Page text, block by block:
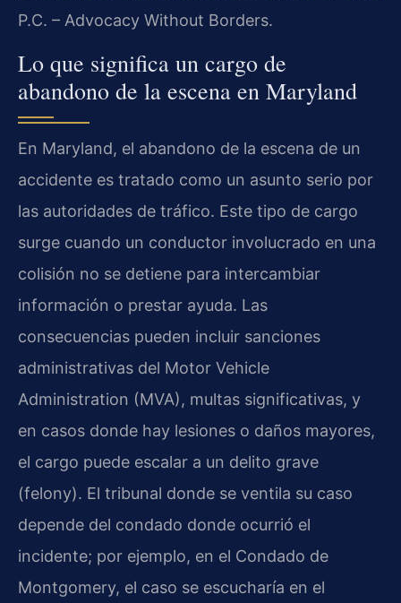
P.C. – Advocacy Without Borders.
Lo que significa un cargo de
abandono de la escena en Maryland
En Maryland, el abandono de la escena de un
accidente es tratado como un asunto serio por
las autoridades de tráfico. Este tipo de cargo
surge cuando un conductor involucrado en una
colisión no se detiene para intercambiar
información o prestar ayuda. Las
consecuencias pueden incluir sanciones
administrativas del Motor Vehicle
Administration (MVA), multas significativas, y
en casos donde hay lesiones o daños mayores,
el cargo puede escalar a un delito grave
(felony). El tribunal donde se ventila su caso
depende del condado donde ocurrió el
incidente; por ejemplo, en el Condado de
Montgomery, el caso se escucharía en el